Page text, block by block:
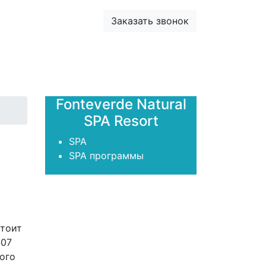
Заказать звонок
Fonteverde Natural
SPA Resort
SPA
SPA программы